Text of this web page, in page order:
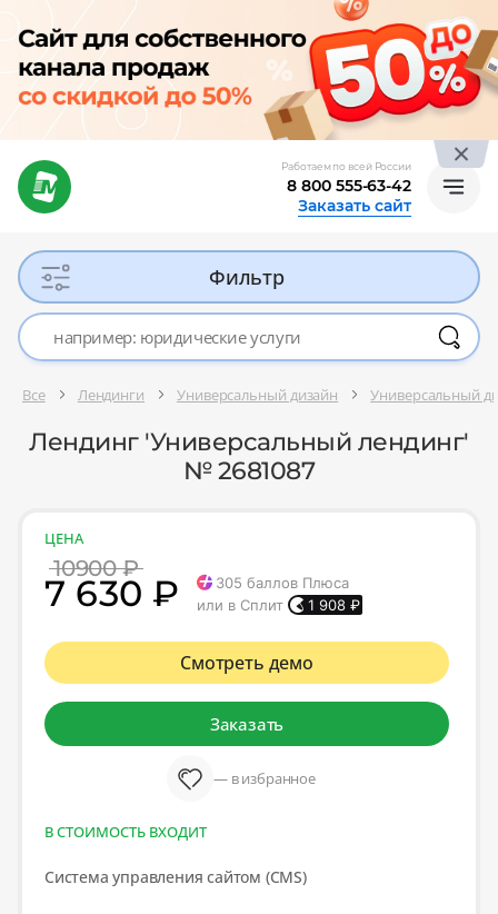
Работаем по всей России
8 800 555-63-42
Заказать сайт
Фильтр
Все Лендинги Универсальный дизайн Универсальный
Лендинг 'Универсальный лендинг'
№ 2681087
ЦЕНА
10900 ₽
7 630 ₽ 305 баллов Плюса
или в Сплит
1 908 ₽
Смотреть демо
Заказать
— в избранное
В СТОИМОСТЬ ВХОДИТ
Система управления сайтом (CMS)